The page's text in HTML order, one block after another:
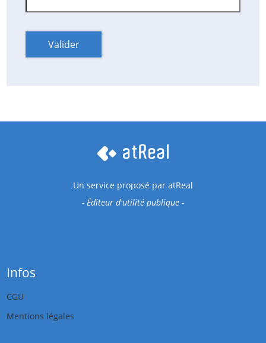
Valider
Un service proposé par atReal
- Éditeur d'utilité publique -
Infos
CGU
Mentions légales